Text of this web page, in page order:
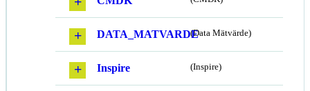
DATA_MATVARDE(Data Mätvärde)
Inspire (Inspire)